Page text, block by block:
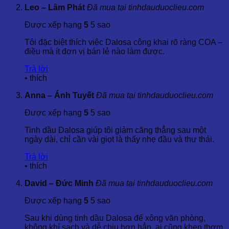
Cách 1:Thêm vài giọt tinh dầu vào dầu nền như dầu
dừa hoặc dầu hạnh nhân, sau đó massage nhẹ nhàng
lên da. Tinh dầu giúp làm se da, giảm nếp nhăn và
chăm sóc da bị kích ứng.
Cách 2:
giảm viêm nướu.
6.2 Sử Dụng Để Massage Thư Giãn
Pha vài giọt tinh dầu với dầu nền (dầu hạnh nhân, dầu
olive) và sử dụng cho các liệu pháp massage toàn thân
hoặc dùng cho các vùng bị viêm khớp, đau nhức cơ
thể.
6.3 Sử Dụng Để Khử Mùi
Thêm vài giọt tinh dầu vào máy khuếch tán để tạo
và mang lại cảm giác dễ chịu.
Leo – Lâm Phát Đã mua tại tinhdauduoclieu.com
Được xếp hạng 5 5 sao
Tôi đặc biệt thích việc Dalosa công khai rõ ràng COA –
điều mà ít đơn vị bán lẻ nào làm được.
Trả lời
• thích
Anna – Ánh Tuyết Đã mua tại tinhdauduoclieu.com
Được xếp hạng 5 5 sao
Tinh dầu Dalosa giúp tôi giảm căng thẳng sau một
ngày dài, chỉ cần vài giọt là thấy nhẹ đầu và thư thái.
Trả lời
• thích
David – Đức Minh Đã mua tại tinhdauduoclieu.com
Được xếp hạng 5 5 sao
Sau khi dùng tinh dầu Dalosa để xông văn phòng,
không khí sạch và dễ chịu hơn hẳn, ai cũng khen thơm